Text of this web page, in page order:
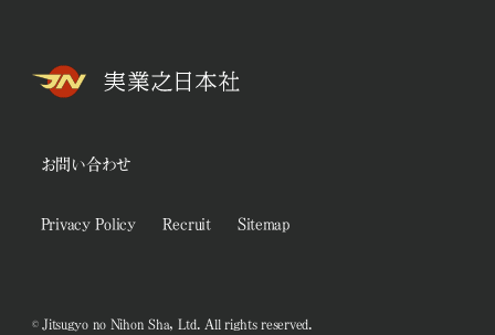
お問い合わせ
Privacy Policy Recruit Sitemap
© Jitsugyo no Nihon Sha, Ltd. All rights reserved.